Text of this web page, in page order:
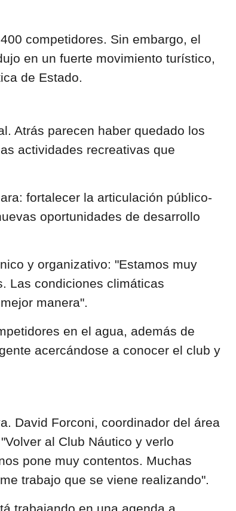
competidores. Sin embargo, el
en un fuerte movimiento turístico,
de Estado.
Atrás parecen haber quedado los
actividades recreativas que
fortalecer la articulación público-
oportunidades de desarrollo
y organizativo: "Estamos muy
Las condiciones climáticas
manera".
en el agua, además de
acercándose a conocer el club y
David Forconi, coordinador del área
al Club Náutico y verlo
pone muy contentos. Muchas
trabajo que se viene realizando".